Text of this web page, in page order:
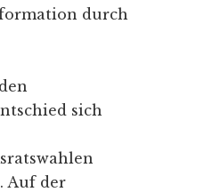
durch
sich
Auf der